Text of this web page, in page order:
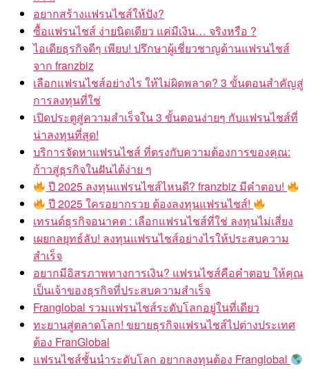
อยากสร้างแฟรนไชส์ให้ปัง?
ซื้อแฟรนไชส์ ง่ายนิดเดียว แค่มีเงิน… จริงหรือ ?
ไอเดียธุรกิจดีๆ เพียบ! ปรึกษาผู้เชี่ยวชาญด้านแฟรนไชส์
จาก franzbiz
เลือกแฟรนไชส์อย่างไร ให้ไม่ผิดพลาด? 3 ขั้นตอนสำคัญสู่
การลงทุนที่ใช่
เปิดประตูสู่ความสำเร็จใน 3 ขั้นตอนง่ายๆ กับแฟรนไชส์ที่
น่าลงทุนที่สุด!
บริการจัดหาแฟรนไชส์ ที่ตรงกับความต้องการของคุณ:
ก้าวสู่ธุรกิจในฝันได้ง่าย ๆ
ปี 2025 ลงทุนแฟรนไชส์ไหนดี? franzbiz มีคำตอบ!
ปี 2025 ใครอยากรวย ต้องลงทุนแฟรนไชส์!
เทรนด์ธุรกิจอนาคต : เลือกแฟรนไชส์ที่ใช่ ลงทุนไม่เสี่ยง
เผยกลยุทธ์ลับ! ลงทุนแฟรนไชส์อย่างไรให้ประสบความ
สำเร็จ
อยากมีอิสรภาพทางการเงิน? แฟรนไชส์คือคำตอบ ให้คุณ
เป็นเจ้าของธุรกิจที่ประสบความสำเร็จ
Franglobal รวมแฟรนไชส์ระดับโลกอยู่ในที่เดียว
ทะยานสู่ตลาดโลก! ขยายธุรกิจแฟรนไชส์ไปต่างประเทศ
ต้อง FranGlobal
แฟรนไชส์ชั้นนำระดับโลก อยากลงทุนต้อง Franglobal